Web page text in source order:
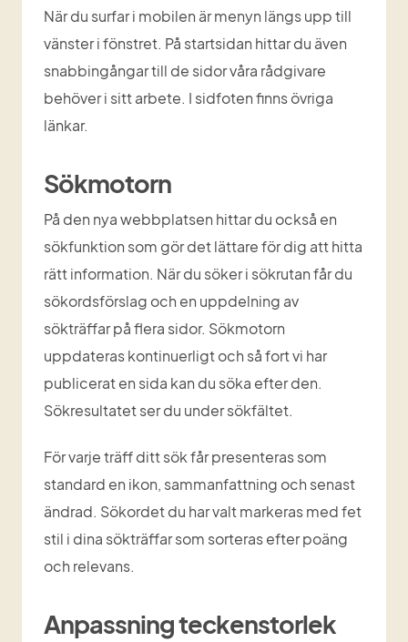
När du surfar i mobilen är menyn längs upp till
vänster i fönstret. På startsidan hittar du även
snabbingångar till de sidor våra rådgivare
behöver i sitt arbete. I sidfoten finns övriga
länkar.
Sökmotorn
På den nya webbplatsen hittar du också en
sökfunktion som gör det lättare för dig att hitta
rätt information. När du söker i sökrutan får du
sökordsförslag och en uppdelning av
sökträffar på flera sidor. Sökmotorn
uppdateras kontinuerligt och så fort vi har
publicerat en sida kan du söka efter den.
Sökresultatet ser du under sökfältet.
För varje träff ditt sök får presenteras som
standard en ikon, sammanfattning och senast
ändrad. Sökordet du har valt markeras med fet
stil i dina sökträffar som sorteras efter poäng
och relevans.
Anpassning teckenstorlek